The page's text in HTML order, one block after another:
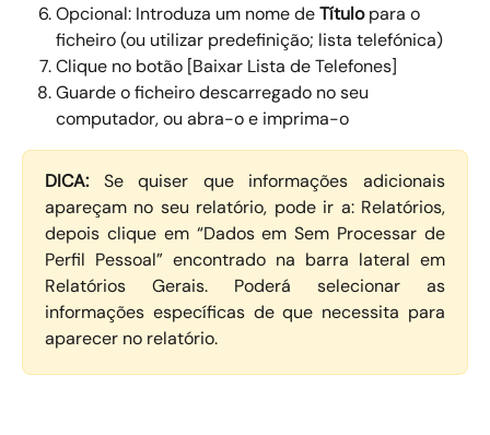
Opcional: Introduza um nome de Título para o
ficheiro (ou utilizar predefinição; lista telefónica)
Clique no botão [Baixar Lista de Telefones]
Guarde o ficheiro descarregado no seu
computador, ou abra-o e imprima-o
DICA: Se quiser que informações adicionais
apareçam no seu relatório, pode ir a: Relatórios,
depois clique em “Dados em Sem Processar de
Perfil Pessoal” encontrado na barra lateral em
Relatórios Gerais. Poderá selecionar as
informações específicas de que necessita para
aparecer no relatório.